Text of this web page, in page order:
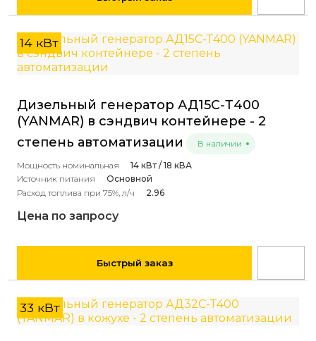
14 кВт
Дизельный генератор АД15С-Т400
(YANMAR) в сэндвич контейнере - 2
степень автоматизации
В наличии
Мощность номинальная
14 кВт / 18 кВА
Источник питания
Основной
Расход топлива при 75%, л/ч
2.96
Цена по запросу
Быстрый заказ
33 кВт